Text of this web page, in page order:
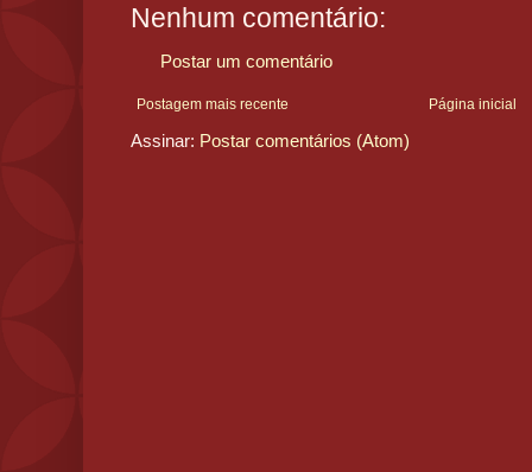
Nenhum comentário:
Postar um comentário
Postagem mais recente Página inicial
Assinar: Postar comentários (Atom)